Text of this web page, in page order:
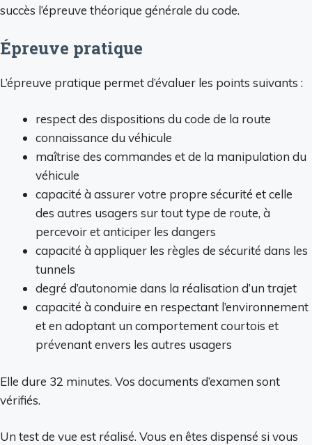
succès l’épreuve théorique générale du code.
Épreuve pratique
L’épreuve pratique permet d’évaluer les points suivants :
respect des dispositions du code de la route
connaissance du véhicule
maîtrise des commandes et de la manipulation du
véhicule
capacité à assurer votre propre sécurité et celle
des autres usagers sur tout type de route, à
percevoir et anticiper les dangers
capacité à appliquer les règles de sécurité dans les
tunnels
degré d’autonomie dans la réalisation d’un trajet
capacité à conduire en respectant l’environnement
et en adoptant un comportement courtois et
prévenant envers les autres usagers
Elle dure 32 minutes. Vos documents d’examen sont
vérifiés.
Un test de vue est réalisé. Vous en êtes dispensé si vous